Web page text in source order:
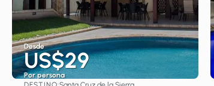
Desde
US$29
Por persona